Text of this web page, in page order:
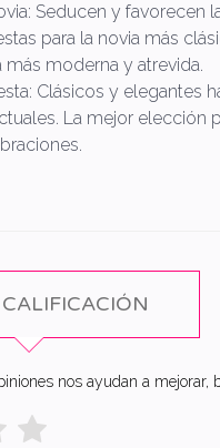
Seducen y favorecen
para la novia más
más moderna y atrevida.
Clásicos y elegantes
La mejor elección
nos ayudan a mejorar,